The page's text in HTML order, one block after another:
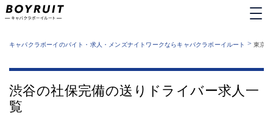
業種から探す
運営者情報
サイトマップ
キャバクラボーイのバイト・求人・メンズナイトワークならキャバクラボーイルート > 東京
渋谷の社保完備の送りドライバー求人一
覧
六本木
池袋